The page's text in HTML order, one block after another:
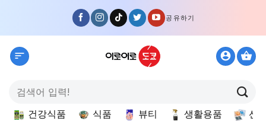
content
공유하기
색:
건강식품 식품 뷰티 생활용품 선